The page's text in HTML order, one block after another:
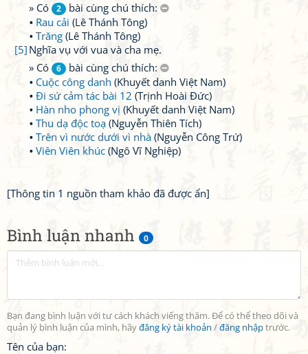
Bình luận nhanh 0
Bạn đang bình luận với tư cách khách viếng thăm. Để có thể theo dõi và
quản lý bình luận của mình, hãyđăng ký tài khoản /đăng nhậptrước.
Tên của bạn:
» Có
2
bài cùng chú thích:
Rau cải (Lê Thánh Tông)
Trăng (Lê Thánh Tông)
[5] Nghĩa vụ với vua và cha mẹ.
» Có
6
bài cùng chú thích:
Cuộc công danh (Khuyết danh Việt Nam)
Đi sứ cảm tác bài 12 (Trịnh Hoài Đức)
Hàn nho phong vị (Khuyết danh Việt Nam)
Thu dạ độc toạ (Nguyễn Thiên Tích)
Trên vì nước dưới vì nhà (Nguyễn Công Trứ)
Viên Viên khúc (Ngô Vĩ Nghiệp)
[Thông tin 1 nguồn tham khảo đã được ẩn]